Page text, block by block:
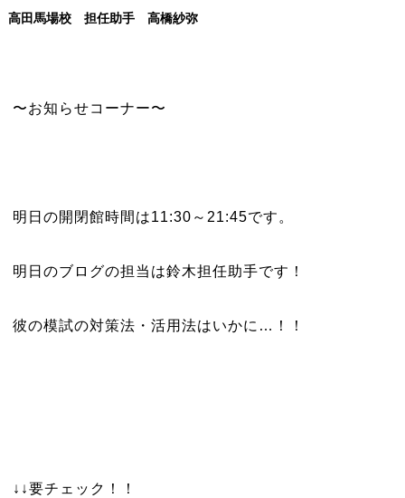
高田馬場校 担任助手 高橋紗弥
〜お知らせコーナー〜
明日の開閉館時間は11:30～21:45です。
明日のブログの担当は鈴木担任助手です！
彼の模試の対策法・活用法はいかに…！！
↓↓要チェック！！